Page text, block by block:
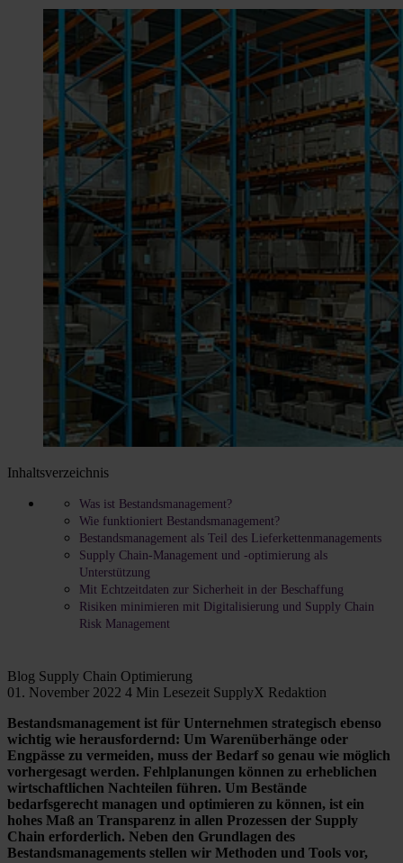
Inhaltsverzeichnis
Was ist Bestandsmanagement?
Wie funktioniert Bestandsmanagement?
Bestandsmanagement als Teil des Lieferkettenmanagements
Supply Chain-Management und -optimierung als
Unterstützung
Mit Echtzeitdaten zur Sicherheit in der Beschaffung
Risiken minimieren mit Digitalisierung und Supply Chain
Risk Management
Blog Supply Chain Optimierung
01. November 2022 4 Min Lesezeit SupplyX Redaktion
Bestandsmanagement ist für Unternehmen strategisch ebenso
wichtig wie herausfordernd: Um Warenüberhänge oder
Engpässe zu vermeiden, muss der Bedarf so genau wie möglich
vorhergesagt werden. Fehlplanungen können zu erheblichen
wirtschaftlichen Nachteilen führen. Um Bestände
bedarfsgerecht managen und optimieren zu können, ist ein
hohes Maß an Transparenz in allen Prozessen der Supply
Chain erforderlich. Neben den Grundlagen des
Bestandsmanagements stellen wir Methoden und Tools vor,